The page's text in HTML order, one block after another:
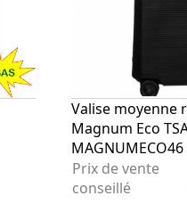
Valise moyenne
Magnum Eco
MAGNUMECO46
Prix de vente
conseillé